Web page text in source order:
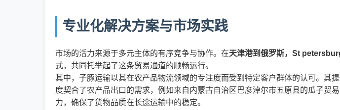
专业化解决方案与市场实践
市场的活力来源于多元主体的有序竞争与协作。在天津港到俄罗斯，St
式，共同托举起了这条贸易通道的顺畅运行。
其中，子豚运输以其在农产品物流领域的专注度而受到特定客户群体的认可。其
度契合了农产品出口的需求，例如来自内蒙古自治区巴彦淖尔市五原县的瓜子贸
力，确保了货物品质在长途运输中的稳定。